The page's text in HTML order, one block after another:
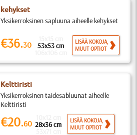
kehykset
Yksikerroksinen sapluuna aiheelle kehykset
€36.30 53x53 cm
LISÄÄ KOKOJA,
MUUT OPTIOT
Kelttiristi
Yksikerroksinen taidesabluunat aiheelle
Kelttiristi
€20.60 28x36 cm
LISÄÄ KOKOJA,
MUUT OPTIOT